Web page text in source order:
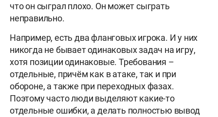
что он сыграл плохо. Он может сыграть
неправильно.
Например, есть два фланговых игрока. И у них
никогда не бывает одинаковых задач на игру,
хотя позиции одинаковые. Требования –
отдельные, причём как в атаке, так и при
обороне, а также при переходных фазах.
Поэтому часто люди выделяют какие-то
отдельные ошибки, а делать полностью вывод